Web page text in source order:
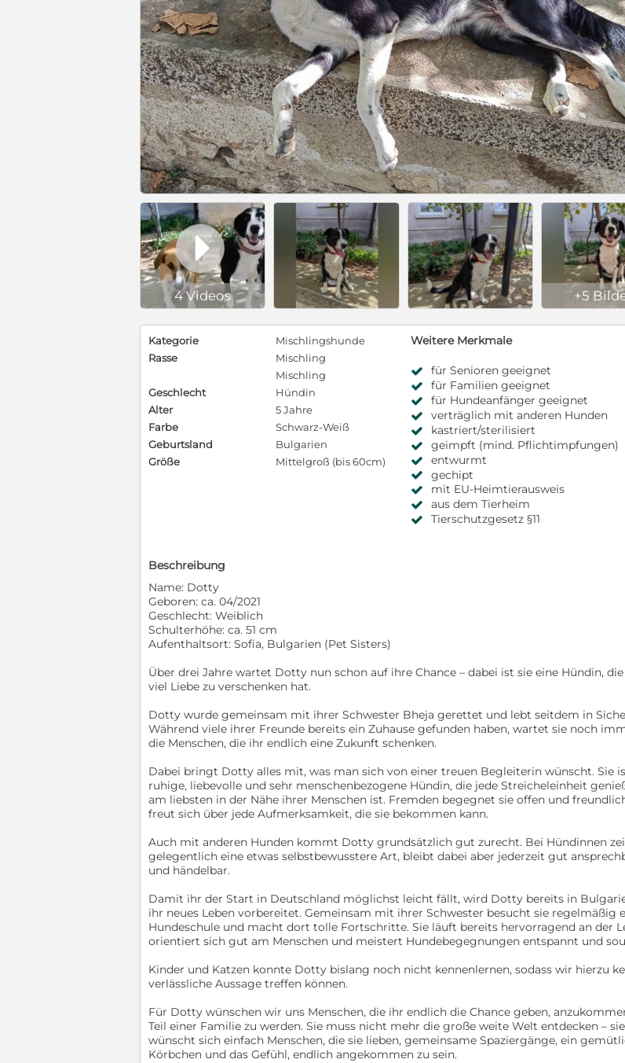

4 Videos +5
Kategorie
Mischlingshunde
Rasse
Mischling
Mischling
Geschlecht
Hündin
Alter
5 Jahre
Farbe
Schwarz-Weiß
Geburtsland
Bulgarien
Größe
Mittelgroß (bis 60cm)
Weitere Merkmale
für Senioren geeignet
für Familien geeignet
für Hundeanfänger geeignet
verträglich mit anderen Hunden
kastriert/sterilisiert
geimpft (mind. Pflichtimpfungen)
entwurmt
gechipt
mit EU-Heimtierausweis
aus dem Tierheim
Tierschutzgesetz §11
Beschreibung
Name: Dotty
Geboren: ca. 04/2021
Geschlecht: Weiblich
Schulterhöhe: ca. 51 cm
Aufenthaltsort: Sofia, Bulgarien (Pet Sisters)
Über drei Jahre wartet Dotty nun schon auf ihre Chance – dabei ist sie eine Hündin, die
viel Liebe zu verschenken hat.
Dotty wurde gemeinsam mit ihrer Schwester Bheja gerettet und lebt seitdem in
Während viele ihrer Freunde bereits ein Zuhause gefunden haben, wartet sie noch
die Menschen, die ihr endlich eine Zukunft schenken.
Dabei bringt Dotty alles mit, was man sich von einer treuen Begleiterin wünscht. Sie
ruhige, liebevolle und sehr menschenbezogene Hündin, die jede Streicheleinheit
am liebsten in der Nähe ihrer Menschen ist. Fremden begegnet sie offen und
freut sich über jede Aufmerksamkeit, die sie bekommen kann.
Auch mit anderen Hunden kommt Dotty grundsätzlich gut zurecht. Bei Hündinnen
gelegentlich eine etwas selbstbewusstere Art, bleibt dabei aber jederzeit gut
und händelbar.
Damit ihr der Start in Deutschland möglichst leicht fällt, wird Dotty bereits in
ihr neues Leben vorbereitet. Gemeinsam mit ihrer Schwester besucht sie regelmäßig
Hundeschule und macht dort tolle Fortschritte. Sie läuft bereits hervorragend an der
orientiert sich gut am Menschen und meistert Hundebegegnungen entspannt und
Kinder und Katzen konnte Dotty bislang noch nicht kennenlernen, sodass wir hierzu
verlässliche Aussage treffen können.
Für Dotty wünschen wir uns Menschen, die ihr endlich die Chance geben,
Teil einer Familie zu werden. Sie muss nicht mehr die große weite Welt entdecken – sie
wünscht sich einfach Menschen, die sie lieben, gemeinsame Spaziergänge, ein
Körbchen und das Gefühl, endlich angekommen zu sein.